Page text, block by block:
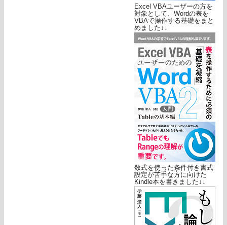
Excel VBAユーザーの方を
対象として、Wordの表を
VBAで操作する基礎をまと
めました↓↓
数式を使った条件付き書式
設定が苦手な方に向けた
Kindle本を書きました↓↓